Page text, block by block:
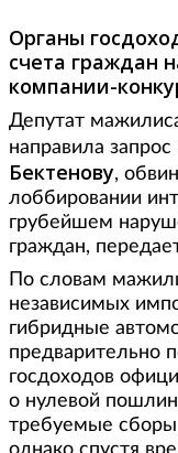
Органы
счета граждан
компании-
Депутат
направила
Бектенову,
лоббировании
грубейшем
граждан,
По словам
независимых
гибридные
предварительно
госдоходов
о нулевой
требуемые